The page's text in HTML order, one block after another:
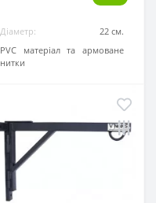
Діаметр:
22 см.
Матеріал:
PVC матеріал та армоване
нитки